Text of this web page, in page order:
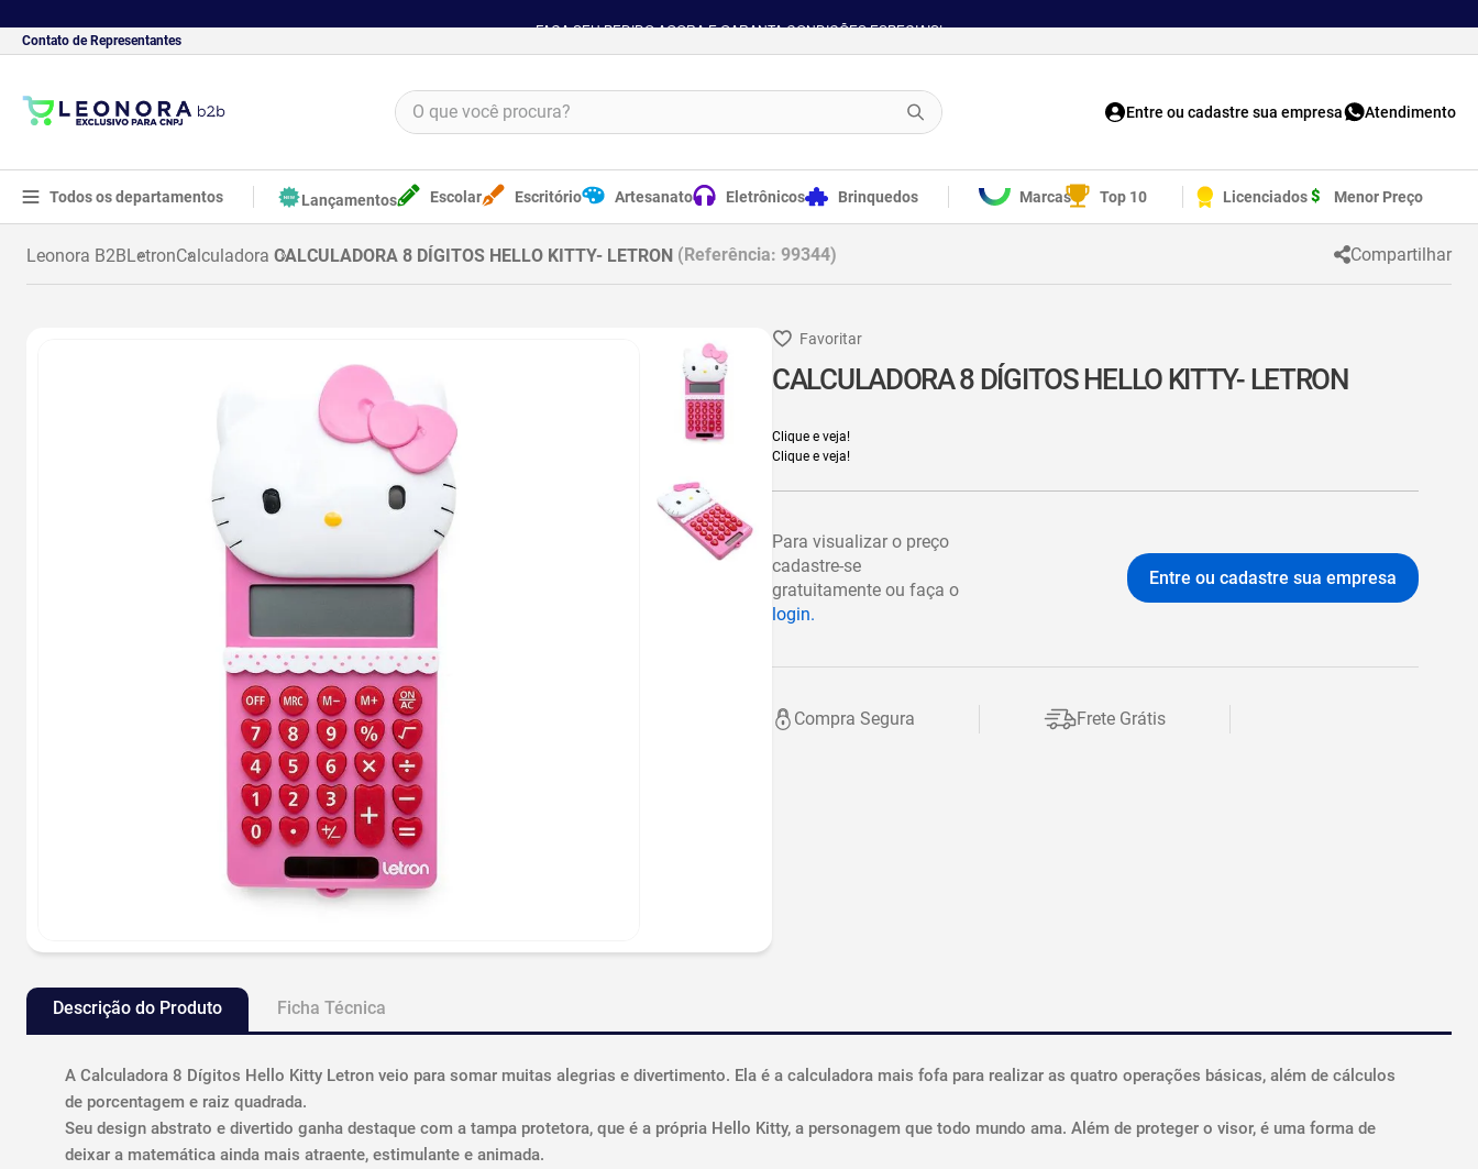
FAÇA SEU PEDIDO AGORA E GARANTA CONDIÇÕES ESPECIAIS!
Contato de Representantes
O que você procura?
Entre ou cadastre sua empresa Atendimento
Todos os departamentos Lançamentos Escolar Escritório Artesanato Eletrônicos Brinquedos Marcas Top 10 Licenciados Menor Preço
LetronCalculadora CALCULADORA 8 DÍGITOS HELLO KITTY- LETRON Referência: 99344 Compartilhar
CALCULADORA 8 DÍGITOS HELLO KITTY- LETRON
Clique e veja!
Clique e veja!
Para visualizar o preço
cadastre-se
gratuitamente ou faça o
login.
Entre ou cadastre sua empresa
Compra Segura Frete Grátis
Descrição do Produto Ficha Técnica
A Calculadora 8 Dígitos Hello Kitty Letron veio para somar muitas alegrias e divertimento. Ela é a calculadora mais fofa para realizar as quatro operações básicas, além de cálculos
de porcentagem e raiz quadrada.
Seu design abstrato e divertido ganha destaque com a tampa protetora, que é a própria Hello Kitty, a personagem que todo mundo ama. Além de proteger o visor, é uma forma de
deixar a matemática ainda mais atraente, estimulante e animada.
borracha
2º
apontador
3º
bloco adesivo